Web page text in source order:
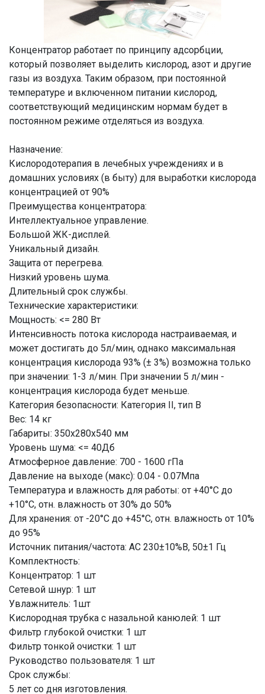
Концентратор работает по принципу адсорбции,
который позволяет выделить кислород, азот и другие
газы из воздуха. Таким образом, при постоянной
температуре и включенном питании кислород,
соответствующий медицинским нормам будет в
постоянном режиме отделяться из воздуха.
Назначение:
Кислородотерапия в лечебных учреждениях и в
домашних условиях (в быту) для выработки кислорода
концентрацией от 90%
Преимущества концентратора:
Интеллектуальное управление.
Большой ЖК-дисплей.
Уникальный дизайн.
Защита от перегрева.
Низкий уровень шума.
Длительный срок службы.
Технические характеристики:
Мощность: <= 280 Вт
Интенсивность потока кислорода настраиваемая, и
может достигать до 5л/мин, однако максимальная
концентрация кислорода 93% (± 3%) возможна только
при значении: 1-3 л/мин. При значении 5 л/мин -
концентрация кислорода будет меньше.
Категория безопасности: Категория II, тип В
Вес: 14 кг
Габариты: 350х280х540 мм
Уровень шума: <= 40Дб
Атмосферное давление: 700 - 1600 гПа
Давление на выходе (макс): 0.04 - 0.07Мпа
Температура и влажность для работы: от +40°С до
+10°С, отн. влажность от 30% до 50%
Для хранения: от -20°С до +45°С, отн. влажность от 10%
до 95%
Источник питания/частота: АС 230±10%В, 50±1 Гц
Комплектность:
Концентратор: 1 шт
Сетевой шнур: 1 шт
Увлажнитель: 1шт
Кислородная трубка с назальной канюлей: 1 шт
Фильтр глубокой очистки: 1 шт
Фильтр тонкой очистки: 1 шт
Руководство пользователя: 1 шт
Срок службы:
5 лет со дня изготовления.